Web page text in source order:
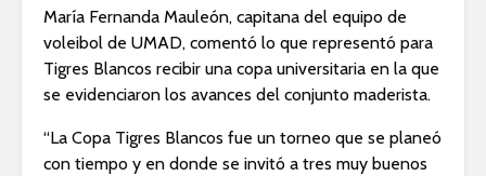
María Fernanda Mauleón, capitana del equipo de
voleibol de UMAD, comentó lo que representó para
Tigres Blancos recibir una copa universitaria en la que
se evidenciaron los avances del conjunto maderista.
“La Copa Tigres Blancos fue un torneo que se planeó
con tiempo y en donde se invitó a tres muy buenos